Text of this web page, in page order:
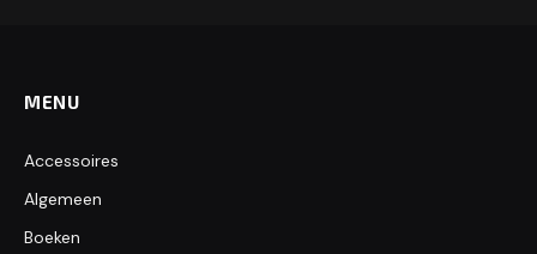
MENU
Accessoires
Algemeen
Boeken